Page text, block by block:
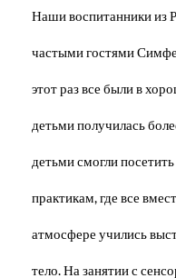
Наши воспитанники из
частыми гостями
этот раз все были в
детьми получилась
детьми смогли
практикам, где все
атмосфере учились
тело. На занятии с